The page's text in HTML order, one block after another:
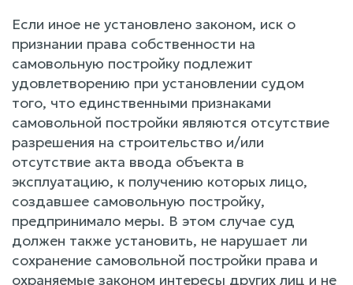
Если иное не установлено законом, иск о
признании права собственности на
самовольную постройку подлежит
удовлетворению при установлении судом
того, что единственными признаками
самовольной постройки являются отсутствие
разрешения на строительство и/или
отсутствие акта ввода объекта в
эксплуатацию, к получению которых лицо,
создавшее самовольную постройку,
предпринимало меры. В этом случае суд
должен также установить, не нарушает ли
сохранение самовольной постройки права и
охраняемые законом интересы других лиц и не